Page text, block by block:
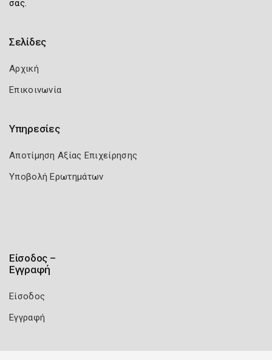
σας.
Σελίδες
Αρχική
Επικοινωνία
Υπηρεσίες
Αποτίμηση Αξίας Επιχείρησης
Υποβολή Ερωτημάτων
Είσοδος –
Εγγραφή
Είσοδος
Εγγραφή